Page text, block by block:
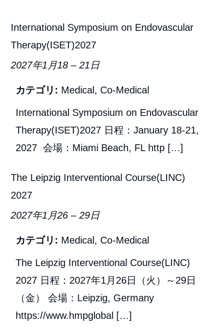
International Symposium on Endovascular
Therapy(ISET)2027
2027年1月18 –21日
カテゴリ: Medical , Co-Medical
International Symposium on Endovascular
Therapy(ISET)2027 日程：January 18-21,
2027 会場：Miami Beach, FL http […]
The Leipzig Interventional Course(LINC)
2027
2027年1月26 –29日
カテゴリ: Medical , Co-Medical
The Leipzig Interventional Course(LINC)
2027 日程：2027年1月26日（火）～29日
（金） 会場：Leipzig, Germany
https://www.hmpglobal […]